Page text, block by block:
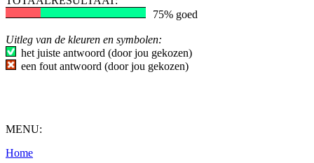
75% goed
Uitleg van de kleuren en symbolen:
het juiste antwoord (door jou gekozen)
een fout antwoord (door jou gekozen)
MENU:
Home